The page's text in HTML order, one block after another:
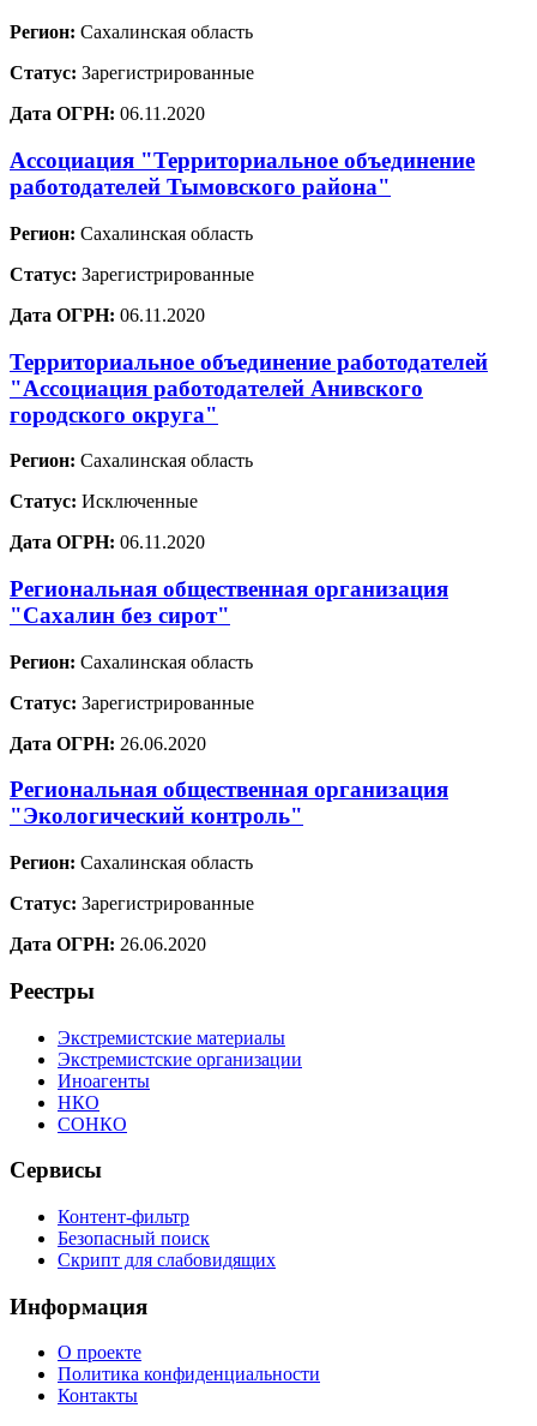
Регион: Сахалинская область
Статус: Зарегистрированные
Дата ОГРН: 06.11.2020
Ассоциация "Территориальное объединение
работодателей Тымовского района"
Регион: Сахалинская область
Статус: Зарегистрированные
Дата ОГРН: 06.11.2020
Территориальное объединение работодателей
"Ассоциация работодателей Анивского
городского округа"
Регион: Сахалинская область
Статус: Исключенные
Дата ОГРН: 06.11.2020
Региональная общественная организация
"Сахалин без сирот"
Регион: Сахалинская область
Статус: Зарегистрированные
Дата ОГРН: 26.06.2020
Региональная общественная организация
"Экологический контроль"
Регион: Сахалинская область
Статус: Зарегистрированные
Дата ОГРН: 26.06.2020
Реестры
Экстремистские материалы
Экстремистские организации
Иноагенты
НКО
СОНКО
Сервисы
Контент-фильтр
Безопасный поиск
Скрипт для слабовидящих
Информация
О проекте
Политика конфиденциальности
Контакты